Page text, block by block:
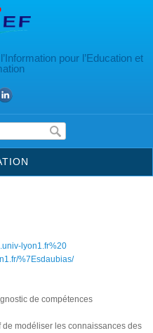
pour l’Education et
lyon1.fr%20
%7Esdaubias/
de compétences
modéliser les connaissances des